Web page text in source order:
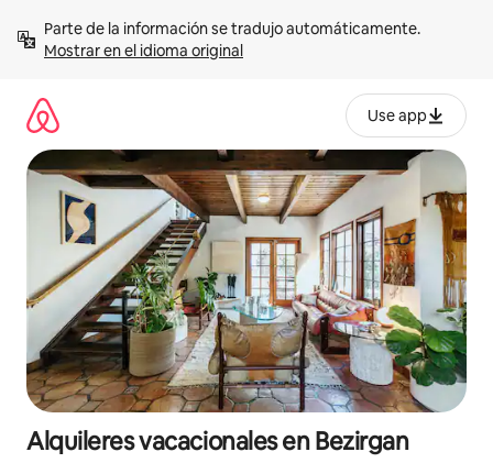
contenidoMostrar en el idioma original
Use app
Alquileres vacacionales en Bezirgan